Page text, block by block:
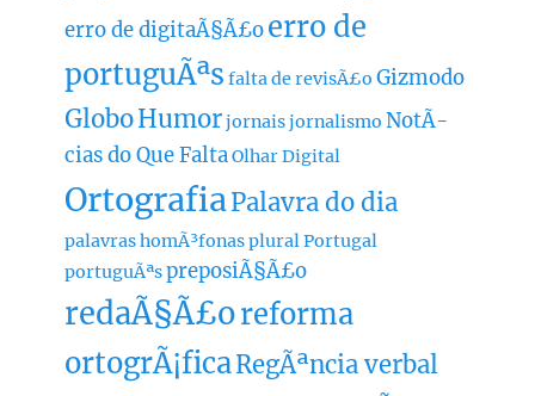
erro de digitaÃ§Ã£oerro de
portuguÃªs falta de revisÃ£o Gizmodo
GloboHumorjornaisjornalismo NotÃ­
cias do Que FaltaOlhar Digital
OrtografiaPalavra do dia
palavras homÃ³fonaspluralPortugal
portuguÃªspreposiÃ§Ã£o
redaÃ§Ã£oreforma
ortogrÃ¡ficaRegÃªncia verbal